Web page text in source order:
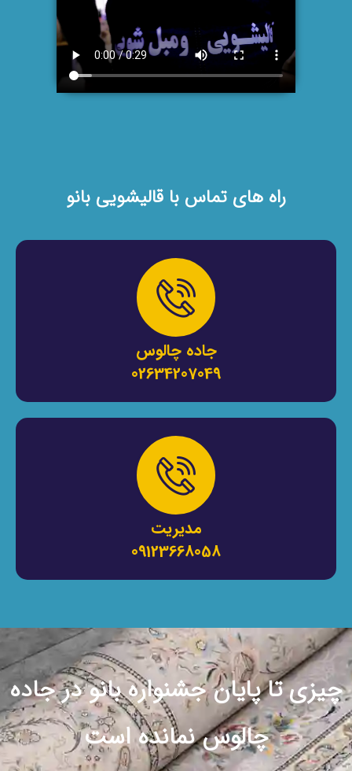
راه های تماس با قالیشویی بانو
جاده چالوس
02634207049
مدیریت
09123668058
چیزی تا پایان جشنواره بانو در جاده
چالوس نمانده است